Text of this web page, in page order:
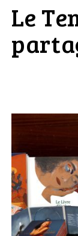
Le